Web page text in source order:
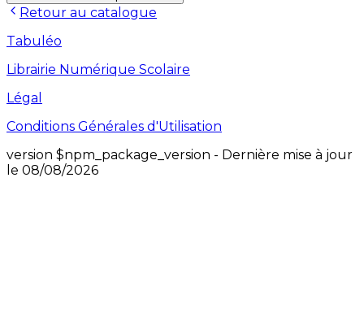
Retour au catalogue
Tabuléo
Librairie Numérique Scolaire
Légal
Conditions Générales d'Utilisation
version $npm_package_version - Dernière mise à jour
le 08/08/2026